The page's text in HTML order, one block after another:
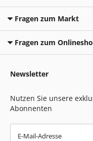
Fragen zum Markt
Fragen zum
Newsletter
Nutzen Sie unsere
Abonnenten
E-Mail-Adresse